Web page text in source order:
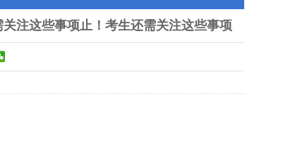
注这些事项止！考生还需关注这些事项